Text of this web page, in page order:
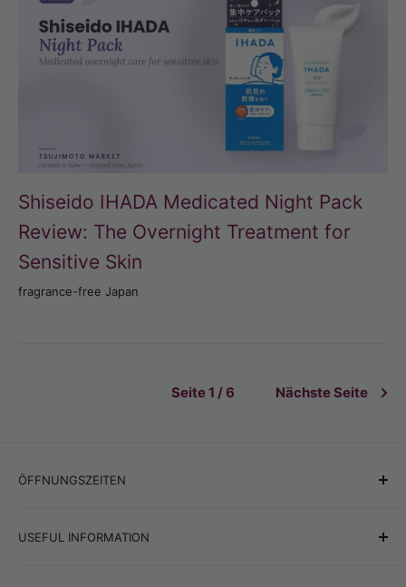
Shiseido IHADA Medicated Night Pack
Review: The Overnight Treatment for
Sensitive Skin
fragrance-free Japan
Seite 1 / 6 Nächste Seite
ÖFFNUNGSZEITEN
USEFUL INFORMATION